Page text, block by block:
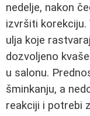
nedelje, nakon
izvršiti korekciju.
ulja koje
dozvoljeno
u salonu.
šminkanju, a
reakciji i potrebi